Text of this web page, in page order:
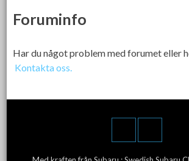
Foruminfo
Har du något problem med forumet eller
Kontakta oss.